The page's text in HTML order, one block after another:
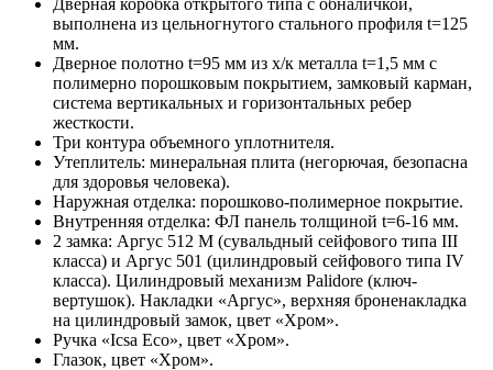
выполнена из цельногнутого стального профиля t=125
мм.
Дверное полотно t=95 мм из х/к металла t=1,5 мм с
полимерно порошковым покрытием, замковый карман,
система вертикальных и горизонтальных ребер
жесткости.
Три контура объемного уплотнителя.
Утеплитель: минеральная плита (негорючая, безопасна
для здоровья человека).
Наружная отделка: порошково-полимерное покрытие.
Внутренняя отделка: ФЛ панель толщиной t=6-16 мм.
2 замка: Аргус 512 М (сувальдный сейфового типа III
класса) и Аргус 501 (цилиндровый сейфового типа IV
класса). Цилиндровый механизм Palidore (ключ-
вертушок). Накладки «Аргус», верхняя броненакладка
на цилиндровый замок, цвет «Хром».
Ручка «Icsa Eco», цвет «Хром».
Глазок, цвет «Хром».